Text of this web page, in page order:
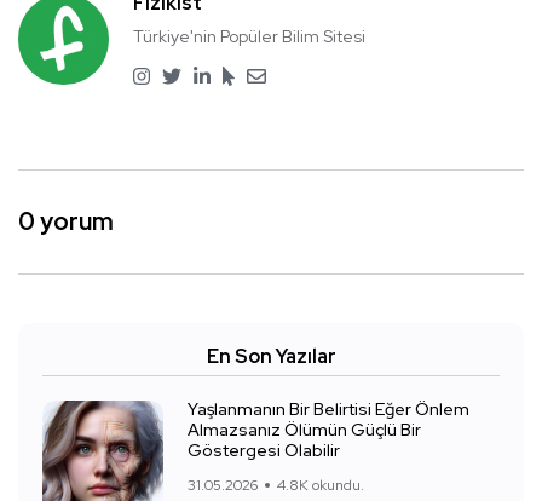
Türkiye'nin Popüler Bilim Sitesi
0 yorum
En Son Yazılar
Yaşlanmanın Bir Belirtisi Eğer Önlem
Almazsanız Ölümün Güçlü Bir
Göstergesi Olabilir
31.05.2026 4.8K okundu.